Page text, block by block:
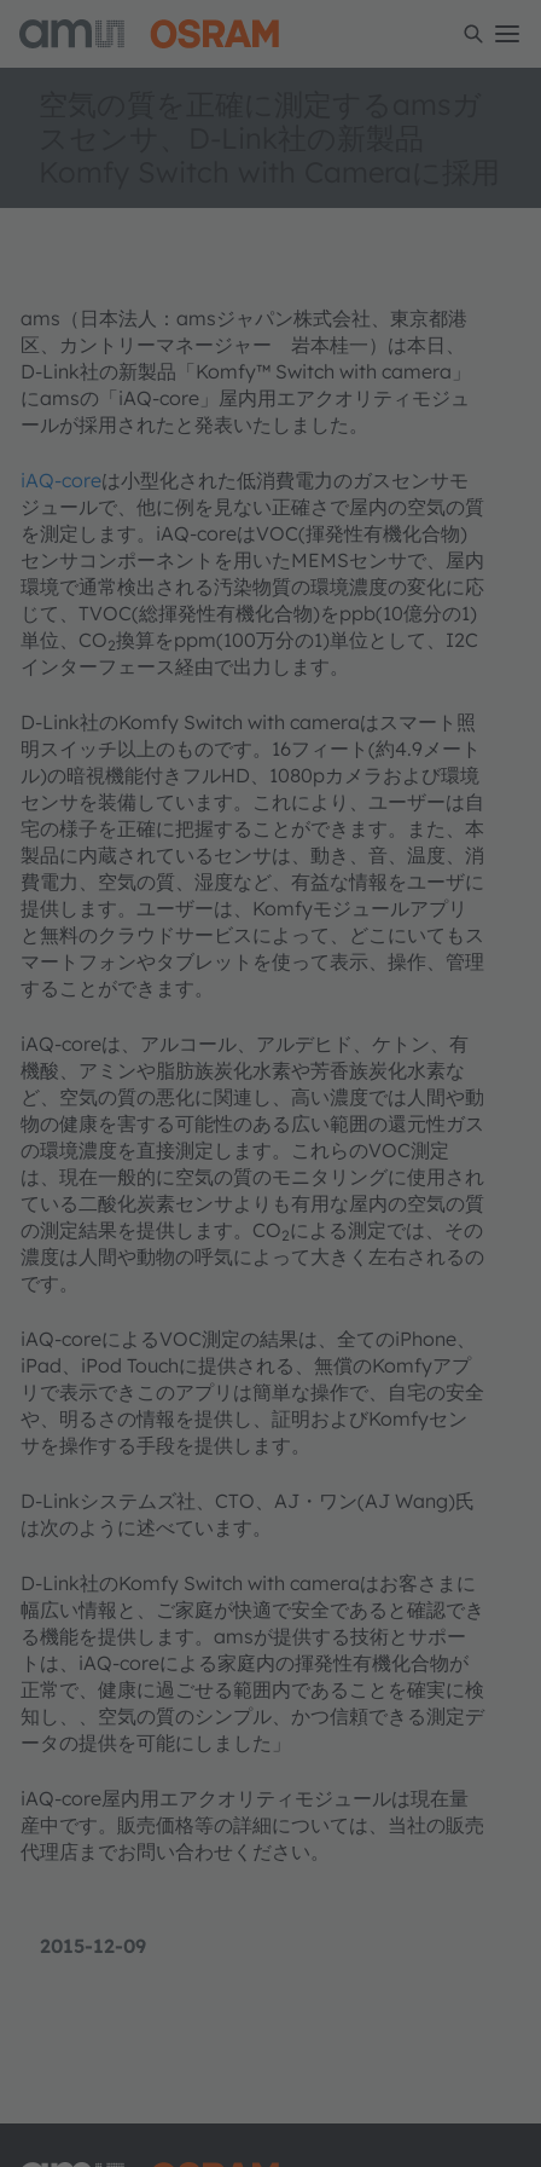
2015-12-09
ams（日本法人：amsジャパン株式会社、東京都港
区、カントリーマネージャー 岩本桂一）は本日、
D-Link社の新製品「Komfy™ Switch with camera」
にamsの「iAQ-core」屋内用エアクオリティモジュ
ールが採用されたと発表いたしました。
iAQ-coreは小型化された低消費電力のガスセンサモ
ジュールで、他に例を見ない正確さで屋内の空気の質
を測定します。iAQ-coreはVOC(揮発性有機化合物)
センサコンポーネントを用いたMEMSセンサで、屋内
環境で通常検出される汚染物質の環境濃度の変化に応
じて、TVOC(総揮発性有機化合物)をppb(10億分の1)
単位、CO2換算をppm(100万分の1)単位として、I2C
インターフェース経由で出力します。
D-Link社のKomfy Switch with cameraはスマート照
明スイッチ以上のものです。16フィート(約4.9メート
ル)の暗視機能付きフルHD、1080pカメラおよび環境
センサを装備しています。これにより、ユーザーは自
宅の様子を正確に把握することができます。また、本
製品に内蔵されているセンサは、動き、音、温度、消
費電力、空気の質、湿度など、有益な情報をユーザに
提供します。ユーザーは、Komfyモジュールアプリ
と無料のクラウドサービスによって、どこにいてもス
マートフォンやタブレットを使って表示、操作、管理
することができます。
iAQ-coreは、アルコール、アルデヒド、ケトン、有
機酸、アミンや脂肪族炭化水素や芳香族炭化水素な
ど、空気の質の悪化に関連し、高い濃度では人間や動
物の健康を害する可能性のある広い範囲の還元性ガス
の環境濃度を直接測定します。これらのVOC測定
は、現在一般的に空気の質のモニタリングに使用され
ている二酸化炭素センサよりも有用な屋内の空気の質
の測定結果を提供します。CO2による測定では、その
濃度は人間や動物の呼気によって大きく左右されるの
です。
iAQ-coreによるVOC測定の結果は、全てのiPhone、
iPad、iPod Touchに提供される、無償のKomfyアプ
リで表示できこのアプリは簡単な操作で、自宅の安全
や、明るさの情報を提供し、証明およびKomfyセン
サを操作する手段を提供します。
D-Linkシステムズ社、CTO、AJ・ワン(AJ Wang)氏
は次のように述べています。
D-Link社のKomfy Switch with cameraはお客さまに
幅広い情報と、ご家庭が快適で安全であると確認でき
る機能を提供します。amsが提供する技術とサポー
トは、iAQ-coreによる家庭内の揮発性有機化合物が
正常で、健康に過ごせる範囲内であることを確実に検
知し、、空気の質のシンプル、かつ信頼できる測定デ
ータの提供を可能にしました」
iAQ-core屋内用エアクオリティモジュールは現在量
産中です。販売価格等の詳細については、当社の販売
代理店までお問い合わせください。